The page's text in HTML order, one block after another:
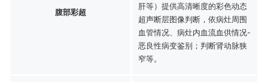
腹部彩超
肝等）提供高清晰度的彩色动态
超声断层图像判断，依病灶周围
血管情况、病灶内血流血供情况-
恶良性病变鉴别；判断肾动脉狭
窄等。